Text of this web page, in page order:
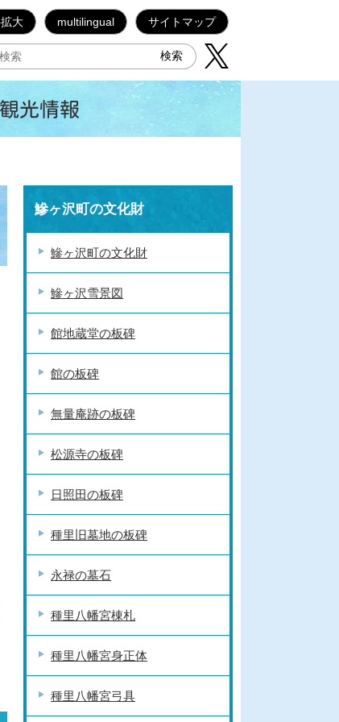
大 multilingual サイトマップ
観光情報
鰺ヶ沢町の文化財
鰺ヶ沢町の文化財
鰺ヶ沢雪景図
館地蔵堂の板碑
館の板碑
無量庵跡の板碑
松源寺の板碑
日照田の板碑
種里旧墓地の板碑
永禄の墓石
種里八幡宮棟札
種里八幡宮身正体
種里八幡宮弓具